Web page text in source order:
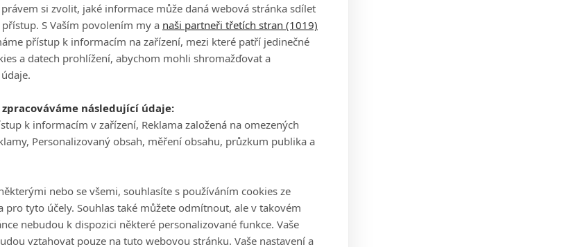
právem si zvolit, jaké informace může daná webová stránka sdílet
S Vaším povolením my a naši partneři třetích stran (1019)
přístup k informacím na zařízení, mezi které patří jedinečné
a datech prohlížení, abychom mohli shromažďovat a
následující údaje:
k informacím v zařízení, Reklama založená na omezených
Personalizovaný obsah, měření obsahu, průzkum publika a
nebo se všemi, souhlasíte s používáním cookies ze
pro tyto účely. Souhlas také můžete odmítnout, ale v takovém
nebudou k dispozici některé personalizované funkce. Vaše
vztahovat pouze na tuto webovou stránku. Vaše nastavení a
golf without thinking about the King. Happy 87th.
Tour, ale hlavně dodnes každoročně hostí mezi
#Goat#ArnoldPalmer
přispěchala i velká jména současné golfové scény.
jenž si Palmerův turnaj oblíbil.
a wonderful day. Best wishes from the Poulter